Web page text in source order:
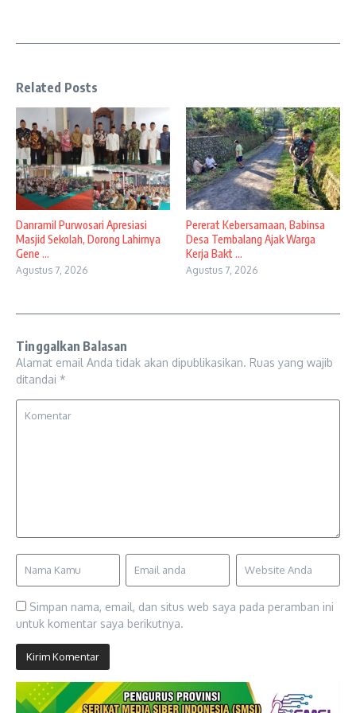
Related Posts
Danramil Purwosari Apresiasi
Masjid Sekolah, Dorong Lahirnya
Gene ...
Agustus 7, 2026
Pererat Kebersamaan, Babinsa
Desa Tembalang Ajak Warga
Kerja Bakt ...
Agustus 7, 2026
Tinggalkan Balasan
Alamat email Anda tidak akan dipublikasikan. Ruas yang wajib
ditandai *
Simpan nama, email, dan situs web saya pada peramban ini
untuk komentar saya berikutnya.